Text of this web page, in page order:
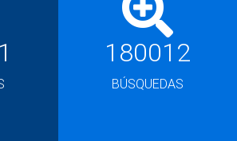
180012
BÚSQUEDAS